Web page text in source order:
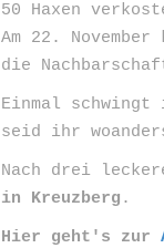
50 Haxen
Am 22.
die
Einmal
seid ihr
Nach drei
in Kreuzberg .
Hier geht's zur